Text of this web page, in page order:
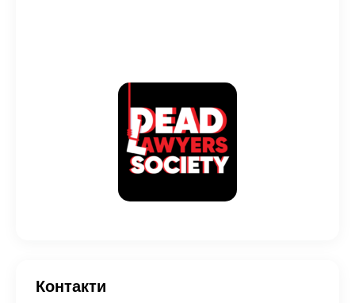
Контакти